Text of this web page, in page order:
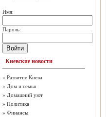
Имя:
Пароль:
Войти
Киевские новости
» Развитие Киева
» Дом и семья
» Домашний уют
» Политика
» Финансы